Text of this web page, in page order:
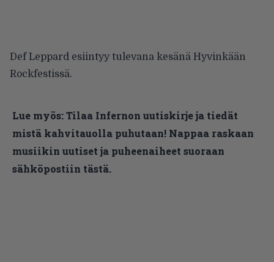
Def Leppard esiintyy tulevana kesänä Hyvinkään
Rockfestissä.
Lue myös:Tilaa Infernon uutiskirje ja tiedät
mistä kahvitauolla puhutaan! Nappaa raskaan
musiikin uutiset ja puheenaiheet suoraan
sähköpostiin tästä.